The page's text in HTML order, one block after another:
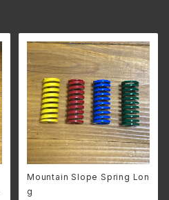
Mountain Slope Spring Lon
g